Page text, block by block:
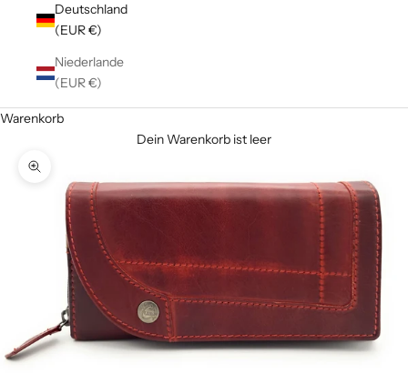
Deutschland
(EUR €)
Niederlande
(EUR €)
Warenkorb
Dein Warenkorb ist leer
Bild vergrößern